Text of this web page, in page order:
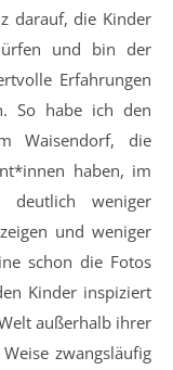
darauf, die Kinder
und bin der
Erfahrungen
So habe ich den
Waisendorf, die
haben, im
deutlich weniger
und weniger
schon die Fotos
Kinder inspiziert
außerhalb ihrer
zwangsläufig